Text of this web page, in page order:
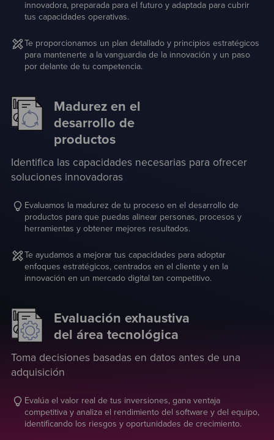
innovadora, preparada para el futuro y adaptada para cubrir
tus capacidades operativas.
Te proporcionamos un plan detallado y principios estratégicos
para mantenerte a la vanguardia de la innovación y un paso
por delante de tu competencia.
Madurez en el
desarrollo de
productos
Identifica las capacidades necesarias para ofrecer
soluciones innovadoras
Evaluamos la madurez de tu proceso en el desarrollo de
productos para que puedas alinear personas, procesos y
herramientas y obtener mejores resultados.
Te ayudamos a mejorar tus capacidades para adoptar
enfoques estratégicos, centrados en el cliente y en la
innovación en un mercado digital tan competitivo.
Evaluación exhaustiva
del área tecnológica
Toma decisiones basadas en datos antes de una
adquisición
Evalúa el valor real de tus inversiones, gana ventaja
competitiva y analiza el rendimiento del software y del equipo,
identificando los riesgos y oportunidades de crecimiento.